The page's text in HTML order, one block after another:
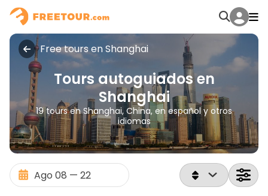
Free tours en Shanghai
Tours autoguiados en
Shanghai
19 tours en Shanghai, China, en español y otros
idiomas